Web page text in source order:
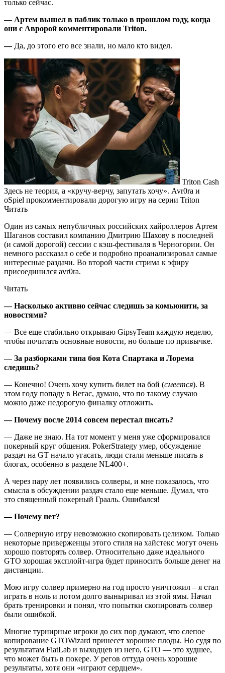
только сейчас.
— Артем вышел в паблик только в прошлом году, когда
они с Авророй комментировали Triton.
— Да, до этого его все знали, но мало кто видел.
Triton Cash
Здесь не теория, а «кручу-верчу, запутать хочу». Avr0ra и
oSpiel прокомментировали дорогую игру на серии Triton
Читать
Один из самых непубличных российских хайроллеров Артем
Шаганов составил компанию Дмитрию Шахову в последней
(и самой дорогой) сессии с кэш-фестиваля в Черногории. Он
немного рассказал о себе и подробно проанализировал самые
интересные раздачи. Во второй части стрима к эфиру
присоединился avr0ra.
Читать
— Насколько активно сейчас следишь за комьюнити, за
новостями?
— Все еще стабильно открываю GipsyTeam каждую неделю,
чтобы почитать основные новости, но больше по привычке.
— За разборками типа боя Кота Спартака и Лорема
следишь?
— Конечно! Очень хочу купить билет на бой (смеется). В
этом году попаду в Вегас, думаю, что по такому случаю
можно даже недорогую финалку отложить.
— Почему после 2014 совсем перестал писать?
— Даже не знаю. На тот момент у меня уже сформировался
покерный круг общения. PokerStrategy умер, обсуждение
раздач на GT начало угасать, люди стали меньше писать в
блогах, особенно в разделе NL400+.
А через пару лет появились солверы, и мне показалось, что
смысла в обсуждении раздач стало еще меньше. Думал, что
это священный покерный Грааль. Ошибался!
— Почему нет?
— Солверную игру невозможно скопировать целиком. Только
некоторые приверженцы этого стиля на хайстекс могут очень
хорошо повторять солвер. Относительно даже идеального
GTO хорошая эксплойт-игра будет приносить больше денег на
дистанции.
Мою игру солвер примерно на год просто уничтожил – я стал
играть в ноль и потом долго выныривал из этой ямы. Начал
брать тренировки и понял, что попытки скопировать солвер
были ошибкой.
Многие турнирные игроки до сих пор думают, что слепое
копирование GTOWizard принесет хорошие плоды. Но судя по
результатам FiatLab и выходцев из него, GTO — это худшее,
что может быть в покере. У регов оттуда очень хорошие
результаты, хотя они «играют сердцем».